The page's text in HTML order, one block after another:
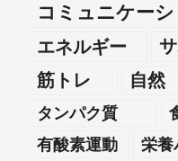
コミュニケー
エネルギー
筋トレ
自然
タンパク質
有酸素運動
栄養